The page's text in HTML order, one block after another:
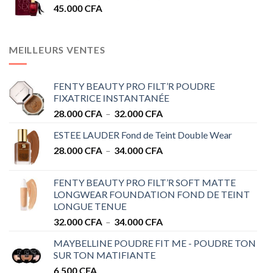
45.000 CFA
MEILLEURS VENTES
FENTY BEAUTY PRO FILT’R POUDRE
FIXATRICE INSTANTANÉE
28.000 CFA – 32.000 CFAPlage
prix :
28.000 CFA
ESTEE LAUDER Fond de Teint Double Wear
28.000 CFA – 34.000 CFAPlage
28.000 CFA
à
FENTY BEAUTY PRO FILT’R SOFT MATTE
LONGWEAR FOUNDATION FOND DE TEINT
LONGUE TENUE
32.000 CFA – 34.000 CFAPlage
prix :
MAYBELLINE POUDRE FIT ME - POUDRE TON
SUR TON MATIFIANTE
6.500 CFA